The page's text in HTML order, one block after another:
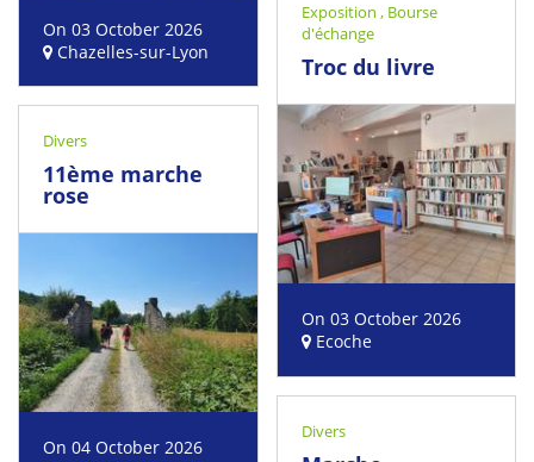
On 03 October 2026
Chazelles-sur-Lyon
Exposition , Bourse
d'échange
Troc du livre
On 03 October 2026
Ecoche
Divers
11ème marche
rose
On 04 October 2026
Divers